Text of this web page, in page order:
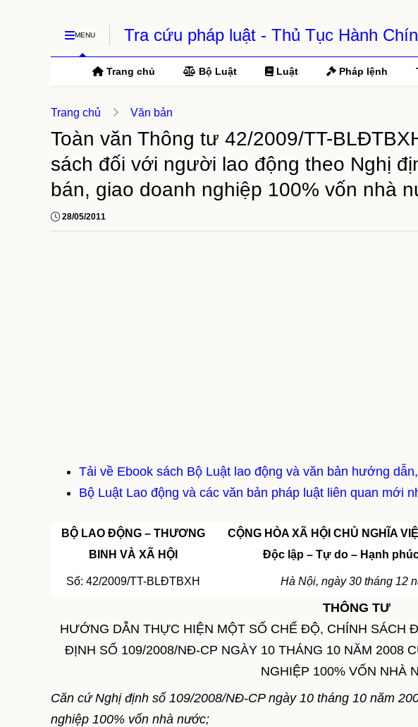
MENU Tra cứu pháp luật - Thủ Tục Hành
Trang chủ Bộ Luật Luật Pháp lệnh
Trang chủ Văn bản
Toàn văn Thông tư 42/2009/TT-
sách đối với người lao động theo Nghị
bán, giao doanh nghiệp 100% vốn nhà
28/05/2011
Tải về Ebook sách Bộ Luật lao động và văn bản hướng
Bộ Luật Lao động và các văn bản pháp luật liên quan mới
BỘ LAO ĐỘNG – THƯƠNG
BINH VÀ XÃ HỘI
CỘNG HÒA XÃ HỘI CHỦ NGHĨA
Độc lập – Tự do – Hạnh
Số: 42/2009/TT-BLĐTBXH Hà Nội, ngày 30 tháng 12
THÔNG TƯ
HƯỚNG DẪN THỰC HIỆN MỘT SỐ CHẾ ĐỘ, CHÍNH SÁCH
ĐỊNH SỐ 109/2008/NĐ-CP NGÀY 10 THÁNG 10 NĂM 2008
NGHIỆP 100% VỐN NHÀ
Căn cứ Nghị định số 109/2008/NĐ-CP ngày 10 tháng 10 năm
nghiệp 100% vốn nhà nước;